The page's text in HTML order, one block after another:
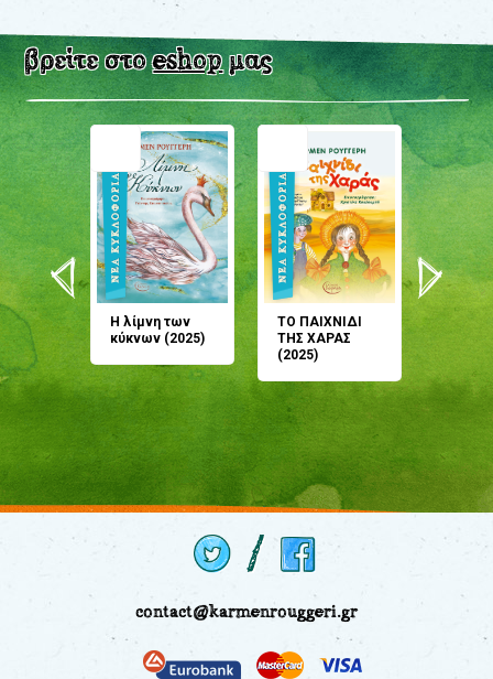
βρείτε στοeshopμας
Η λίμνη των
κύκνων (2025)
ΤΟ ΠΑΙΧΝΙΔΙ
ΤΗΣ ΧΑΡΑΣ
(2025)
μου;
(2024)
contact@karmenrouggeri.gr